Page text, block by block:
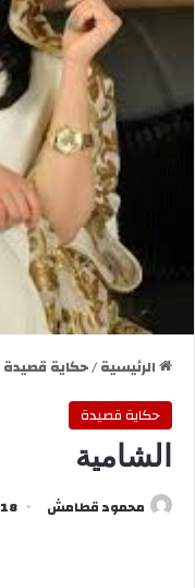
الرئيسية/حكاية قصيدة
حكاية قصيدة
الشامية
محمود قطامش 18 يناير، 2026